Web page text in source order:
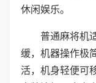
休闲娱乐。
普通麻将机
缓，机器操作极
活，机身轻便可